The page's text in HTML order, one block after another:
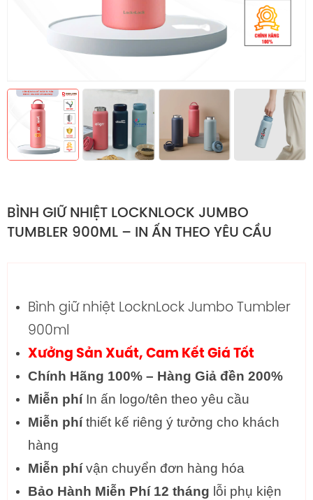
BÌNH GIỮ NHIỆT LOCKNLOCK JUMBO
TUMBLER 900ML – IN ẤN THEO YÊU CẦU
Bình giữ nhiệt LocknLock Jumbo Tumbler
900ml
Xưởng Sản Xuất, Cam Kết Giá Tốt
Chính Hãng 100% – Hàng Giả đền 200%
Miễn phí In ấn logo/tên theo yêu cầu
Miễn phíthiết kế riêng ý tưởng cho khách
hàng
Miễn phívận chuyển đơn hàng hóa
Bảo Hành Miễn Phí 12 tháng lỗi phụ kiện